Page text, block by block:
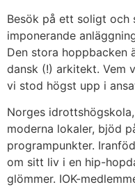
Besök på ett soligt och
imponerande
Den stora hoppbacken
dansk (!) arkitekt. Vem
vi stod högst upp i
Norges
moderna lokaler, bjöd
programpunkter.
om sitt liv i en hip-
glömmer. IOK-